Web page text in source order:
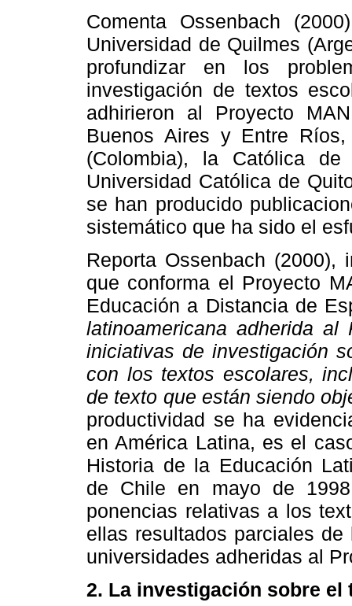
Comenta Ossenbach
Universidad de Quilmes
profundizar en los
investigación de textos
adhirieron al Proyecto
Buenos Aires y Entre
(Colombia), la Católica
Universidad Católica de
se han producido
sistemático que ha sido el
Reporta Ossenbach (2000),
que conforma el Proyecto
Educación a Distancia de
latinoamericana adherida al
iniciativas de investigación
con los textos escolares,
de texto que están siendo
productividad se ha
en América Latina, es el
Historia de la Educación
de Chile en mayo de
ponencias relativas a los
ellas resultados parciales
universidades adheridas al
2. La investigación sobre el